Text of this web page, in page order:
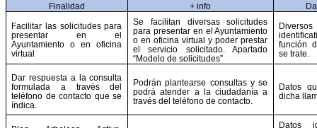
Finalidad + info
Facilitar las solicitudes para
presentar en el
Ayuntamiento o en oficina
virtual
Se facilitan diversas solicitudes
para presentar en el Ayuntamiento
o en oficina virtual y poder prestar
el servicio solicitado. Apartado
“Modelo de solicitudes”
función
se trate.
Dar respuesta a la consulta
formulada a través del
teléfono de contacto que se
índica.
Podrán plantearse consultas y se
podrá atender a la ciudadanía a
través del teléfono de contacto.
Datos
dicha
Datos